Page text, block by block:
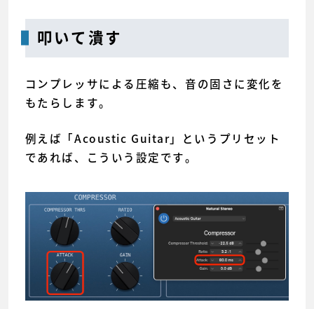
叩いて潰す
コンプレッサによる圧縮も、音の固さに変化を
もたらします。
例えば「Acoustic Guitar」というプリセット
であれば、こういう設定です。